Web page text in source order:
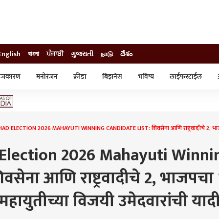
বাংলা ਪੰਜਾਬੀ ગુજરાતી நாடு దేశం
मनोरंजन क्रीडा बिझनेस भविष्य लाईफस्टाईल
ELECTION 2026 MAHAYUTI WINNING CANDIDATE LIST: शिवसेना आणि राष्ट्रवादीचे 2,
2026 Mahayuti
आणि राष्ट्रवादीचे 2, भाजपचा
विजयी उमेदवारांची